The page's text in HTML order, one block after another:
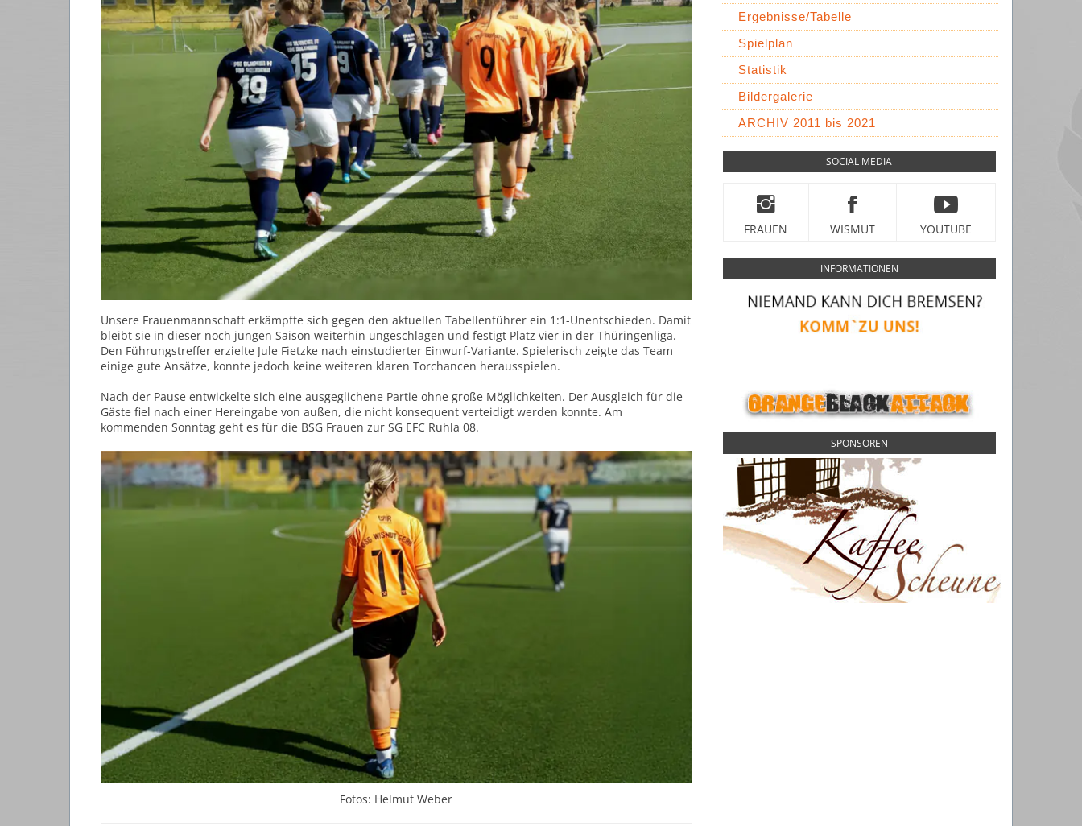
Unsere Frauenmannschaft erkämpfte sich gegen den aktuellen Tabellenführer ein 1:1-Unentschieden. Damit
bleibt sie in dieser noch jungen Saison weiterhin ungeschlagen und festigt Platz vier in der Thüringenliga.
Den Führungstreffer erzielte Jule Fietzke nach einstudierter Einwurf-Variante. Spielerisch zeigte das Team
einige gute Ansätze, konnte jedoch keine weiteren klaren Torchancen herausspielen.
Nach der Pause entwickelte sich eine ausgeglichene Partie ohne große Möglichkeiten. Der Ausgleich für die
Gäste fiel nach einer Hereingabe von außen, die nicht konsequent verteidigt werden konnte. Am
kommenden Sonntag geht es für die BSG Frauen zur SG EFC Ruhla 08.
Fotos: Helmut Weber
Ergebnisse/Tabelle
Spielplan
Statistik
Bildergalerie
ARCHIV 2011 bis 2021
SOCIAL MEDIA
FRAUEN WISMUT YOUTUBE
INFORMATIONEN
SPONSOREN